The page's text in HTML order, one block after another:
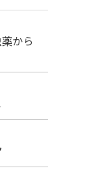
から